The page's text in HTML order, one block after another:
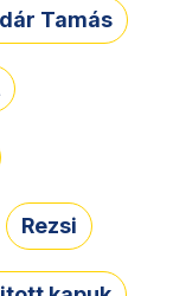
Tamás
Rezsi